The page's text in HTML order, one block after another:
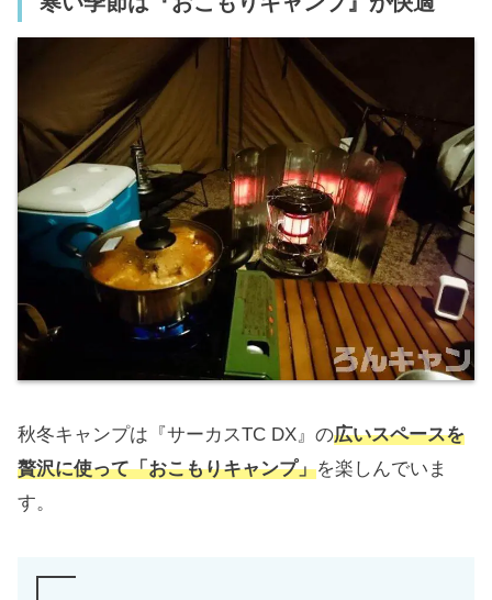
秋冬キャンプは『サーカスTC DX』の広いスペースを
贅沢に使って「おこもりキャンプ」を楽しんでいま
す。